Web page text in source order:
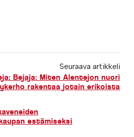
Seuraava artikkeli
Bejaja: Miten Alentejon nuori
rakentaa jotain erikoista
estämiseksi